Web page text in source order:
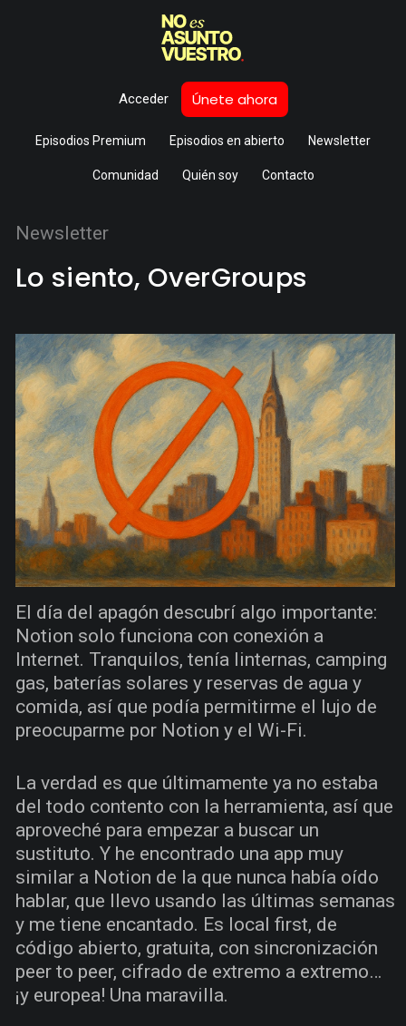
Acceder Únete ahora
Episodios Premium Episodios en abierto Newsletter
Comunidad Quién soy Contacto
Newsletter
Lo siento, OverGroups
El día del apagón descubrí algo importante:
Notion solo funciona con conexión a
Internet. Tranquilos, tenía linternas, camping
gas, baterías solares y reservas de agua y
comida, así que podía permitirme el lujo de
preocuparme por Notion y el Wi-Fi.
La verdad es que últimamente ya no estaba
del todo contento con la herramienta, así que
aproveché para empezar a buscar un
sustituto. Y he encontrado una app muy
similar a Notion de la que nunca había oído
hablar, que llevo usando las últimas semanas
y me tiene encantado. Es local first, de
código abierto, gratuita, con sincronización
peer to peer, cifrado de extremo a extremo…
¡y europea! Una maravilla.